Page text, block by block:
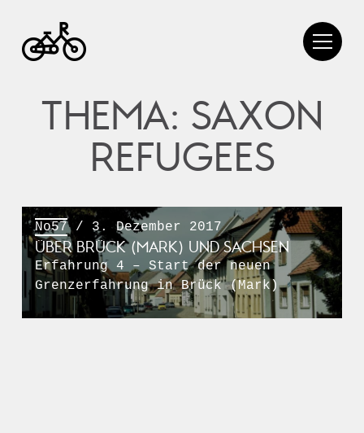
THEMA: SAXON
REFUGEES
No57/ 3. Dezember 2017
ÜBER BRÜCK (MARK) UND SACHSEN
Erfahrung 4 – Start der neuen
Grenzerfahrung in Brück (Mark)